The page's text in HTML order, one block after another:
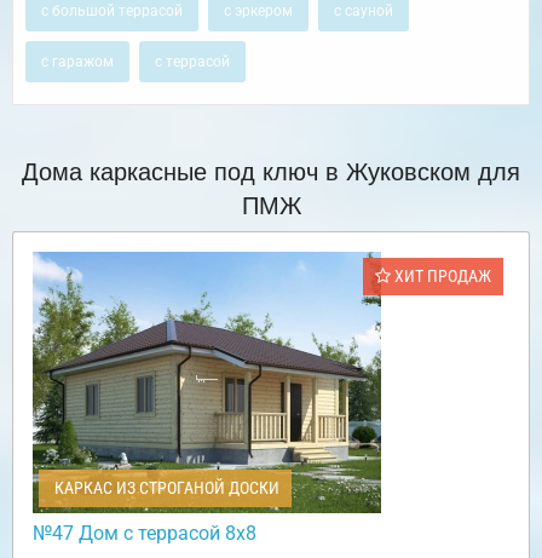
с большой террасой с эркером с сауной
с гаражом с террасой
Дома каркасные под ключ в Жуковском для
ПМЖ
ХИТ ПРОДАЖ
КАРКАС ИЗ СТРОГАНОЙ ДОСКИ
№47 Дом с террасой 8х8